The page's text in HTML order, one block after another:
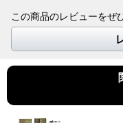
この商品のレビューをぜ